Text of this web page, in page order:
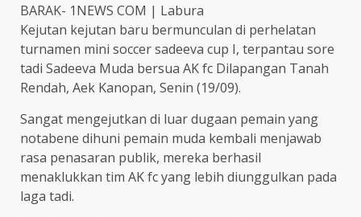
BARAK- 1NEWS COM | Labura
Kejutan kejutan baru bermunculan di perhelatan
turnamen mini soccer sadeeva cup I, terpantau sore
tadi Sadeeva Muda bersua AK fc Dilapangan Tanah
Rendah, Aek Kanopan, Senin (19/09).
Sangat mengejutkan di luar dugaan pemain yang
notabene dihuni pemain muda kembali menjawab
rasa penasaran publik, mereka berhasil
menaklukkan tim AK fc yang lebih diunggulkan pada
laga tadi.